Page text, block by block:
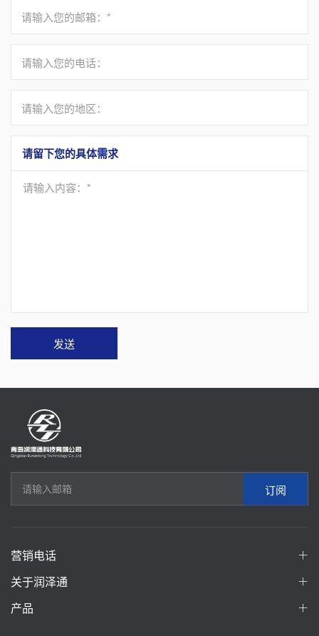
请输入您的邮箱：*
请输入您的电话：
请输入您的地区：
请留下您的具体需求
请输入内容：*
发送
订阅
营销电话
关于润泽通
产品